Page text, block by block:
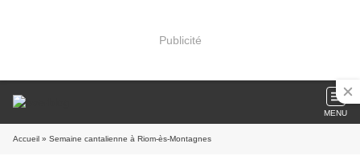
Publicité
MENU
Accueil » Semaine cantalienne à Riom-ès-Montagnes